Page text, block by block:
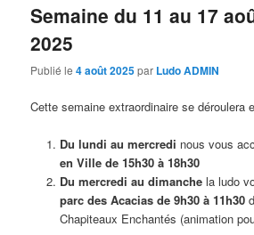
Semaine du 11 au 17
2025
Publié le4 août 2025par Ludo ADMIN
Cette semaine extraordinaire se déroulera
Du lundi au mercredi nous vous
en Ville de 15h30 à 18h30
Du mercredi au dimanchela ludo
parc des Acacias de 9h30 à 11h30
Chapiteaux Enchantés (animation